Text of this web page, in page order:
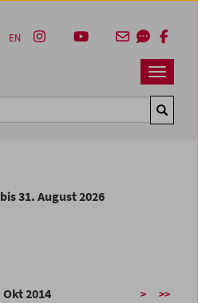
Navbar
EN
31. August 2026
Okt 2014 > >>